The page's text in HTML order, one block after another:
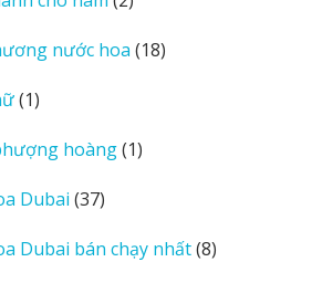
phẩm
nước hoa 1818
11
phẩmhoàng 11
Dubai 3737
phẩm
Dubai bán chạy nhất 88